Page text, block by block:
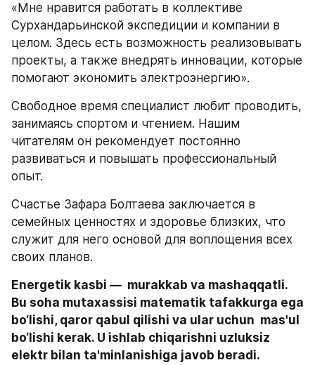
«Мне нравится работать в коллективе
Сурхандарьинской экспедиции и компании в
целом. Здесь есть возможность реализовывать
проекты, а также внедрять инновации, которые
помогают экономить электроэнергию».
Свободное время специалист любит проводить,
занимаясь спортом и чтением. Нашим
читателям он рекомендует постоянно
развиваться и повышать профессиональный
опыт.
Счастье Зафара Болтаева заключается в
семейных ценностях и здоровье близких, что
служит для него основой для воплощения всех
своих планов.
Energetik kasbi —  murakkab va mashaqqatli.
Bu soha mutaxassisi matematik tafakkurga ega
bo‘lishi, qaror qabul qilishi va ular uchun  mas'ul
bo‘lishi kerak. U ishlab chiqarishni uzluksiz
elektr bilan ta'minlanishiga javob beradi.